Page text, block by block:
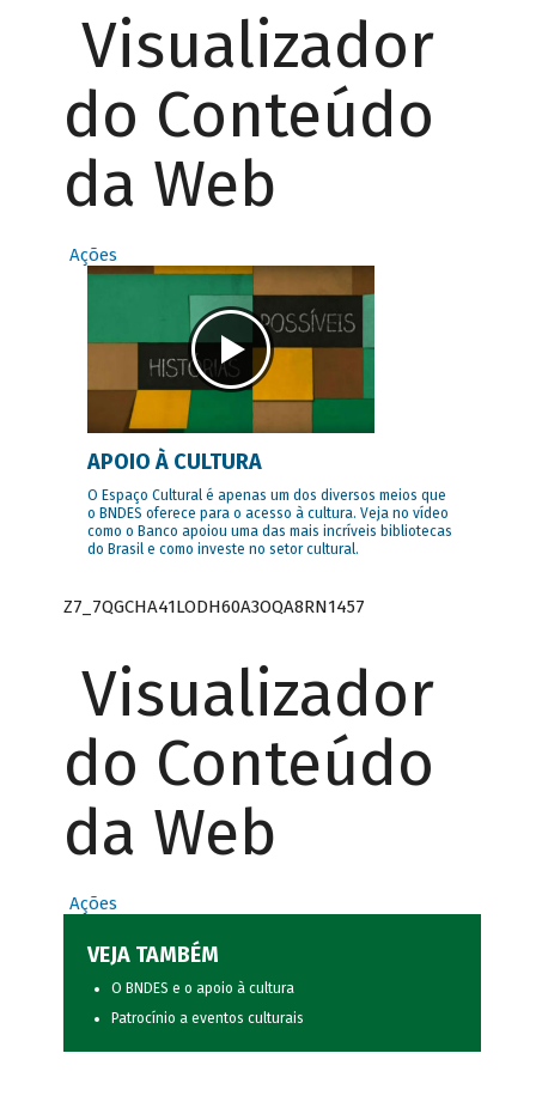
Visualizador
do Conteúdo
da Web
Ações
APOIO À CULTURA
O Espaço Cultural é apenas um dos diversos meios que
o BNDES oferece para o acesso à cultura. Veja no vídeo
como o Banco apoiou uma das mais incríveis bibliotecas
do Brasil e como investe no setor cultural.
Z7_7QGCHA41LODH60A3OQA8RN1457
Visualizador
do Conteúdo
da Web
Ações
VEJA TAMBÉM
O BNDES e o apoio à cultura
Patrocínio a eventos culturais